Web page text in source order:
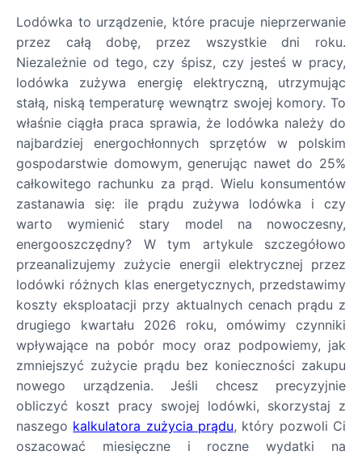
Lodówka to urządzenie, które pracuje nieprzerwanie
przez całą dobę, przez wszystkie dni roku.
Niezależnie od tego, czy śpisz, czy jesteś w pracy,
lodówka zużywa energię elektryczną, utrzymując
stałą, niską temperaturę wewnątrz swojej komory. To
właśnie ciągła praca sprawia, że lodówka należy do
najbardziej energochłonnych sprzętów w polskim
gospodarstwie domowym, generując nawet do 25%
całkowitego rachunku za prąd. Wielu konsumentów
zastanawia się: ile prądu zużywa lodówka i czy
warto wymienić stary model na nowoczesny,
energooszczędny? W tym artykule szczegółowo
przeanalizujemy zużycie energii elektrycznej przez
lodówki różnych klas energetycznych, przedstawimy
koszty eksploatacji przy aktualnych cenach prądu z
drugiego kwartału 2026 roku, omówimy czynniki
wpływające na pobór mocy oraz podpowiemy, jak
zmniejszyć zużycie prądu bez konieczności zakupu
nowego urządzenia. Jeśli chcesz precyzyjnie
obliczyć koszt pracy swojej lodówki, skorzystaj z
naszego kalkulatora zużycia prądu, który pozwoli Ci
oszacować miesięczne i roczne wydatki na